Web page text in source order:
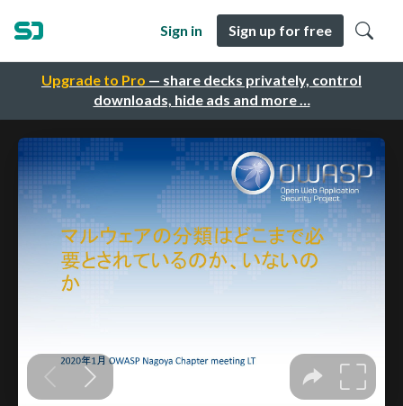
Upgrade to Pro — share decks privately, control
downloads, hide ads and more …
Sign in Sign up for free